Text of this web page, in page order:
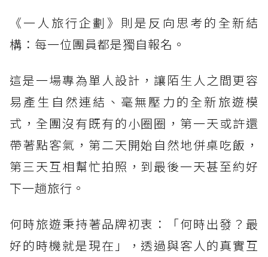
《一人旅行企劃》則是反向思考的全新結
構：每一位團員都是獨自報名。
這是一場專為單人設計，讓陌生人之間更容
易產生自然連結、毫無壓力的全新旅遊模
式，全團沒有既有的小圈圈，第一天或許還
帶著點客氣，第二天開始自然地併桌吃飯，
第三天互相幫忙拍照，到最後一天甚至約好
下一趟旅行。
何時旅遊秉持著品牌初衷：「何時出發？最
好的時機就是現在」，透過與客人的真實互